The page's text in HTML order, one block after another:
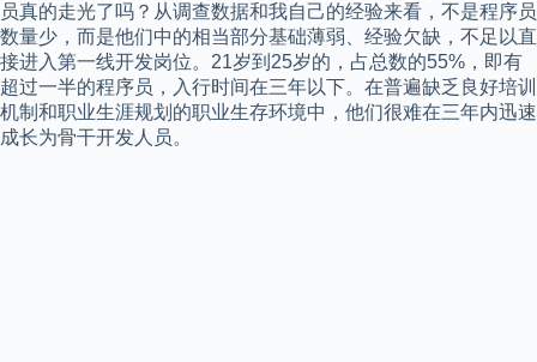
员真的走光了吗？从调查数据和我自己的经验来看，不是程序员
数量少，而是他们中的相当部分基础薄弱、经验欠缺，不足以直
接进入第一线开发岗位。21岁到25岁的，占总数的55%，即有
超过一半的程序员，入行时间在三年以下。在普遍缺乏良好培训
机制和职业生涯规划的职业生存环境中，他们很难在三年内迅速
成长为骨干开发人员。